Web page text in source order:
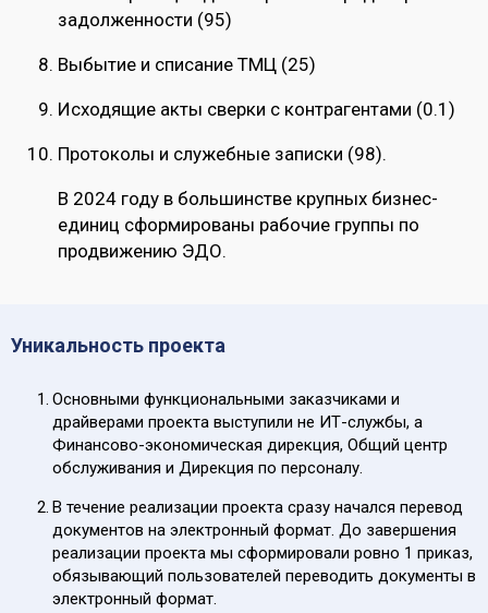
задолженности (95)
Выбытие и списание ТМЦ (25)
Исходящие акты сверки с контрагентами (0.1)
Протоколы и служебные записки (98).
В 2024 году в большинстве крупных бизнес-
единиц сформированы рабочие группы по
продвижению ЭДО.
Уникальность проекта
Основными функциональными заказчиками и
драйверами проекта выступили не ИТ-службы, а
Финансово-экономическая дирекция, Общий центр
обслуживания и Дирекция по персоналу.
В течение реализации проекта сразу начался перевод
документов на электронный формат. До завершения
реализации проекта мы сформировали ровно 1 приказ,
обязывающий пользователей переводить документы в
электронный формат.